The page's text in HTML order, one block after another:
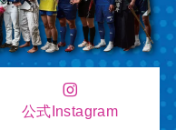
公式Instagram